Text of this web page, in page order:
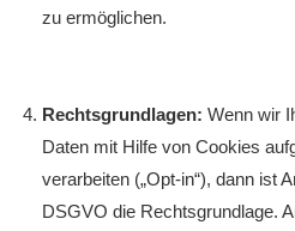
zu ermöglichen.
Rechtsgrundlagen: Wenn wir
Daten mit Hilfe von Cookies
verarbeiten („Opt-in“), dann ist
DSGVO die Rechtsgrundlage.